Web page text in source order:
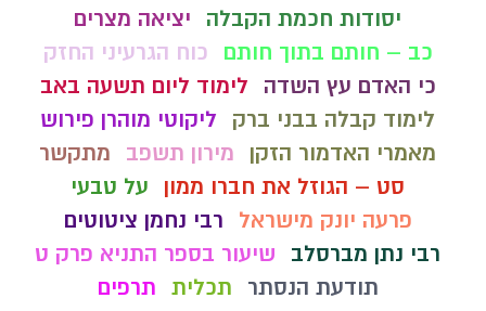
יסודות חכמת הקבלה
יציאה מצרים
כב – חותם בתוך חותם
כוח הגרעיני החזק
כי האדם עץ השדה
לימוד ליום תשעה באב
לימוד קבלה בבני ברק
ליקוטי מוהרן פירוש
מאמרי האדמור הזקן
מירון תשפב
מתקשר
סט – הגוזל את חברו ממון
על טבעי
פרעה יונק מישראל
רבי נחמן ציטוטים
רבי נתן מברסלב
שיעור בספר התניא פרק ט
תודעת הנסתר
תכלית תרפים